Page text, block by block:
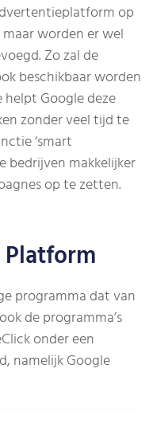
op
worden er wel
Zo zal de
beschikbaar worden
helpt Google deze
zonder veel tijd te
‘smart
bedrijven makkelijker
op te zetten.
programma dat van
de programma’s
onder een
namelijk Google